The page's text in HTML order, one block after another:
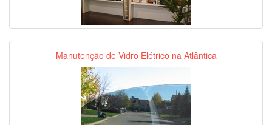
Manutenção de Vidro Elétrico na Atlântica